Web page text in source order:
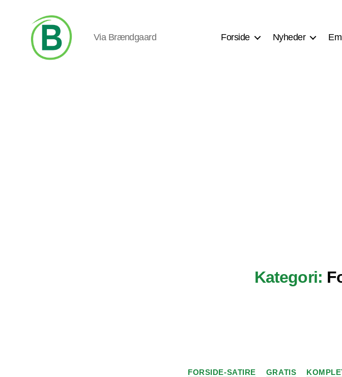
Via Brændgaard Forside Nyheder
Kategori:
FORSIDE-SATIRE GRATIS